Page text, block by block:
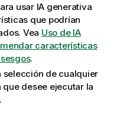
usar IA generativa
que podrían
Vea Uso de IA
características
.
selección de cualquier
desee ejecutar la